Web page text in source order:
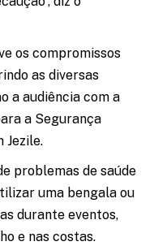
os compromissos
as diversas
a audiência com a
a Segurança
Jezile.
problemas de saúde
uma bengala ou
durante eventos,
e nas costas.